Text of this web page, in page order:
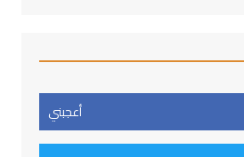
أعجبني